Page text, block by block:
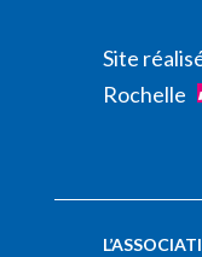
Site
Rochelle